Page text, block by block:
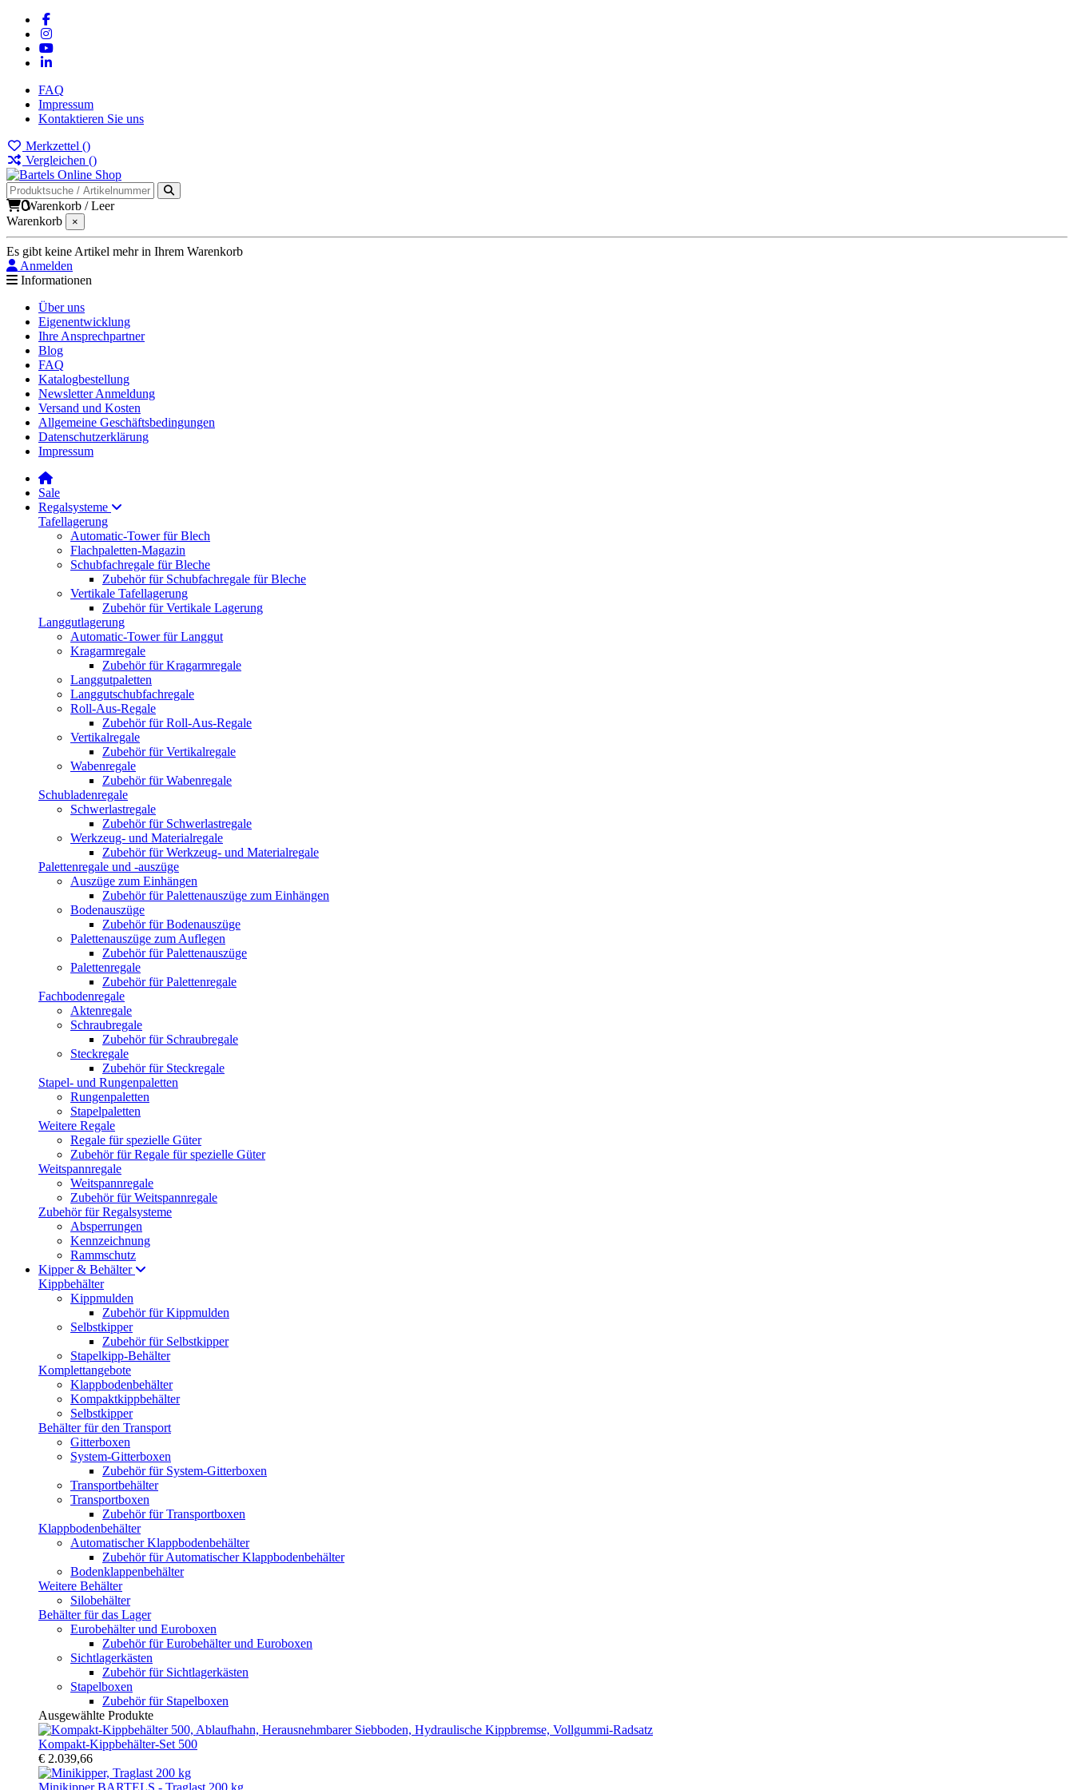
FAQ
Impressum
Kontaktieren Sie uns
Merkzettel ()
Vergleichen ()
0Warenkorb /Leer
Warenkorb
×
Es gibt keine Artikel mehr in Ihrem Warenkorb
Anmelden
Informationen
Über uns
Eigenentwicklung
Ihre Ansprechpartner
Blog
FAQ
Katalogbestellung
Newsletter Anmeldung
Versand und Kosten
Allgemeine Geschäftsbedingungen
Datenschutzerklärung
Impressum
Sale
Regalsysteme
Tafellagerung
Automatic-Tower für Blech
Flachpaletten-Magazin
Schubfachregale für Bleche
Zubehör für Schubfachregale für Bleche
Vertikale Tafellagerung
Zubehör für Vertikale Lagerung
Langgutlagerung
Automatic-Tower für Langgut
Kragarmregale
Zubehör für Kragarmregale
Langgutpaletten
Langgutschubfachregale
Roll-Aus-Regale
Zubehör für Roll-Aus-Regale
Vertikalregale
Zubehör für Vertikalregale
Wabenregale
Zubehör für Wabenregale
Schubladenregale
Schwerlastregale
Zubehör für Schwerlastregale
Werkzeug- und Materialregale
Zubehör für Werkzeug- und Materialregale
Palettenregale und -auszüge
Auszüge zum Einhängen
Zubehör für Palettenauszüge zum Einhängen
Bodenauszüge
Zubehör für Bodenauszüge
Palettenauszüge zum Auflegen
Zubehör für Palettenauszüge
Palettenregale
Zubehör für Palettenregale
Fachbodenregale
Aktenregale
Schraubregale
Zubehör für Schraubregale
Steckregale
Zubehör für Steckregale
Stapel- und Rungenpaletten
Rungenpaletten
Stapelpaletten
Weitere Regale
Regale für spezielle Güter
Zubehör für Regale für spezielle Güter
Weitspannregale
Weitspannregale
Zubehör für Weitspannregale
Zubehör für Regalsysteme
Absperrungen
Kennzeichnung
Rammschutz
Kipper & Behälter
Kippbehälter
Kippmulden
Zubehör für Kippmulden
Selbstkipper
Zubehör für Selbstkipper
Stapelkipp-Behälter
Komplettangebote
Klappbodenbehälter
Kompaktkippbehälter
Selbstkipper
Behälter für den Transport
Gitterboxen
System-Gitterboxen
Zubehör für System-Gitterboxen
Transportbehälter
Transportboxen
Zubehör für Transportboxen
Klappbodenbehälter
Automatischer Klappbodenbehälter
Zubehör für Automatischer Klappbodenbehälter
Bodenklappenbehälter
Weitere Behälter
Silobehälter
Behälter für das Lager
Eurobehälter und Euroboxen
Zubehör für Eurobehälter und Euroboxen
Sichtlagerkästen
Zubehör für Sichtlagerkästen
Stapelboxen
Zubehör für Stapelboxen
Ausgewählte Produkte
Kompakt-Kippbehälter-Set 500
€ 2.039,66
Minikipper BARTELS - Traglast 200 kg